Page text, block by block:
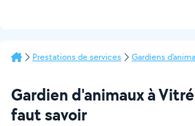
Prestations de services Gardiens
Gardien d'animaux à
faut savoir